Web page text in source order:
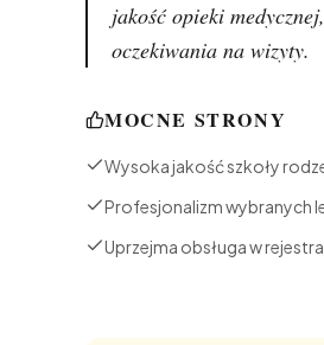
jakość opieki
oczekiwania na wizyty.
MOCNE STRONY
Wysoka jakość szkoły
Profesjonalizm wybranych
Uprzejma obsługa w